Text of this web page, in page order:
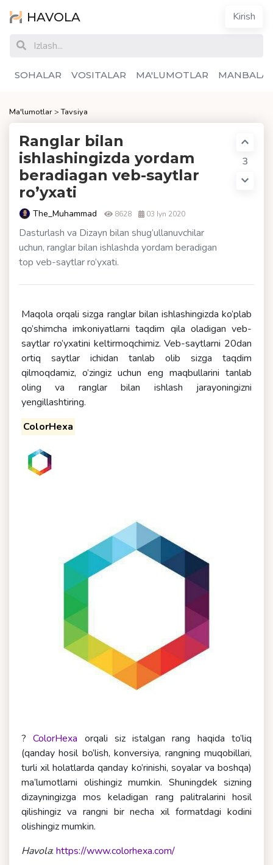
HAVOLA Kirish
SOHALAR VOSITALAR MA'LUMOTLAR
Ma'lumotlar>Tavsiya
Ranglar bilan
ishlashingizda yordam
beradiagan veb-saytlar
ro’yxati
The_Muhammad 8628 03 Iyn 2020
Dasturlash va Dizayn bilan shug’ullanuvchilar
uchun, ranglar bilan ishlashda yordam beradigan
top veb-saytlar ro’yxati.
3
Maqola orqali sizga ranglar bilan ishlashingizda ko’plab
qo’shimcha imkoniyatlarni taqdim qila oladigan veb-
saytlar ro’yxatini keltirmoqchimiz. Veb-saytlarni 20dan
ortiq saytlar ichidan tanlab olib sizga taqdim
qilmoqdamiz, o’zingiz uchun eng maqbullarini tanlab
oling va ranglar bilan ishlash jarayoningizni
yengillashtiring.
ColorHexa
?ColorHexa orqali siz istalgan rang haqida to’liq
(qanday hosil bo’lish, konversiya, rangning muqobillari,
turli xil holatlarda qanday ko’rinishi, soyalar va boshqa)
ma’lumotlarni olishingiz mumkin. Shuningdek sizning
dizayningizga mos keladigan rang palitralarini hosil
qilishingiz va rangni bir necha xil formatdagi kodini
olishingiz mumkin.
Havola: https://www.colorhexa.com/